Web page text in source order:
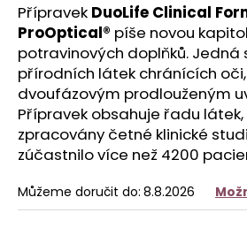
Přípravek DuoLife Clinical
ProOptical® píše novou
potravinových doplňků. Jedná
přírodních látek chránících
dvoufázovým prodlouženým
Přípravek obsahuje řadu
zpracovány četné klinické
zúčastnilo více než 4200
Můžeme doručit do: 8.8.2026
HLEDAT
D
o
p
o
r